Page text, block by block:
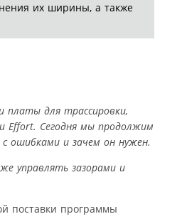
их ширины, а также
платы для трассировки,
Effort. Сегодня мы продолжим
ошибками и зачем он нужен.
управлять зазорами и
поставки программы